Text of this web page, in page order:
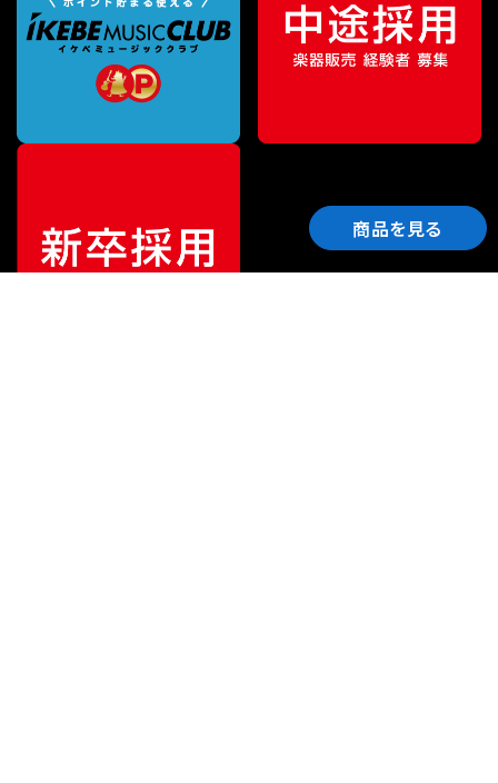
商品を見る